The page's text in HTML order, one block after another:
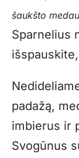
šaukšto
Sparnelius
padažą,
imbierus ir
Svogūnus